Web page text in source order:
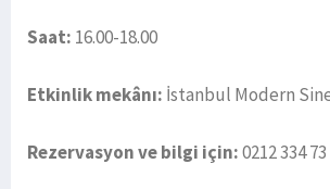
Saat: 16.00-18.00
Etkinlik mekânı: İstanbul Modern
Rezervasyon ve bilgi için:0212 334 73